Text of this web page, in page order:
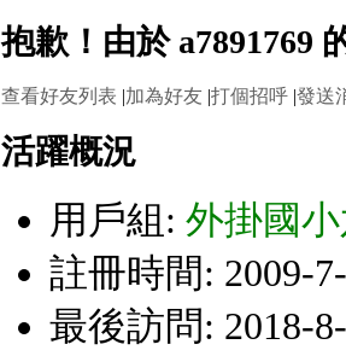
抱歉！由於 a7891769
查看好友列表 |加為好友 |打個招呼 |發送
活躍概況
用戶組: 外掛國
註冊時間: 2009-
最後訪問: 2018-